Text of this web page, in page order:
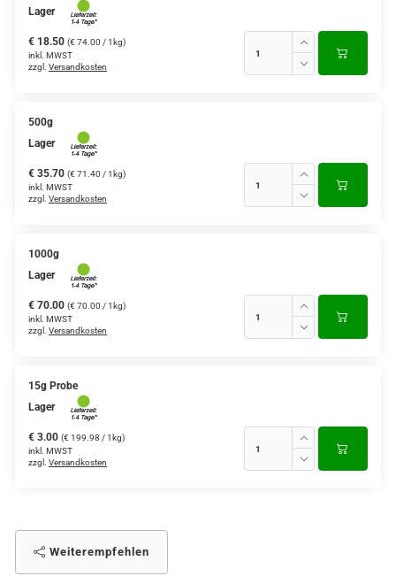
Früchtetee
Lager
€ 18.50 (€ 74.00 / 1kg)
inkl. MWST
zzgl. Versandkosten
500g
Lager
€ 35.70 (€ 71.40 / 1kg)
inkl. MWST
zzgl. Versandkosten
1000g
Lager
€ 70.00 (€ 70.00 / 1kg)
inkl. MWST
zzgl. Versandkosten
15g Probe
Lager
€ 3.00 (€ 199.98 / 1kg)
inkl. MWST
zzgl. Versandkosten
Weiterempfehlen